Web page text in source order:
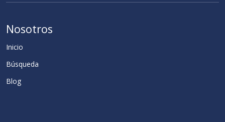
Nosotros
Inicio
Búsqueda
Blog